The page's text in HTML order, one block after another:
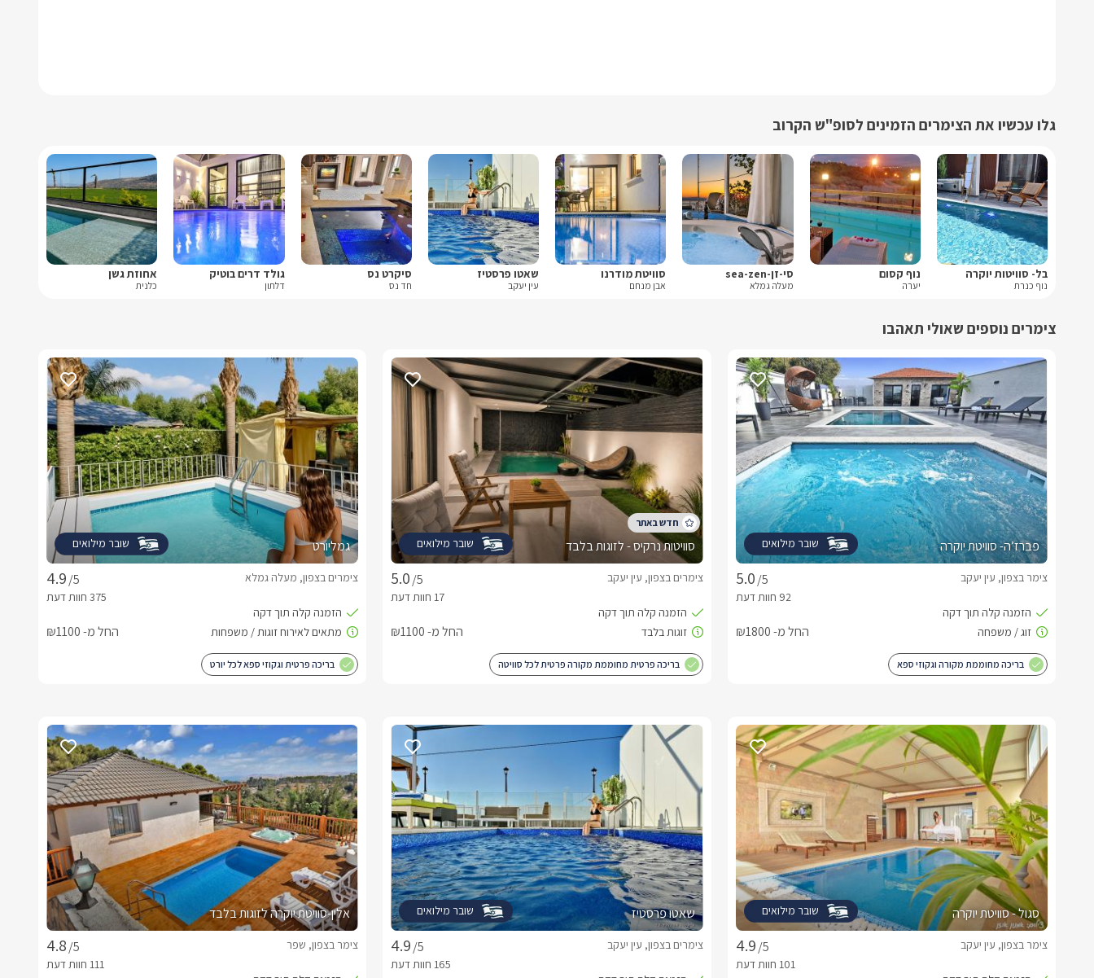
גלו עכשיו את הצימרים הזמינים לסופ"ש הקרוב
בל- סוויטות יוקרה
נוף כנרת
נוף קסום
יערה
סי-זן-sea-zen
מעלה גמלא
סוויטת מודרנו
אבן מנחם
שאטו פרסטיז
עין יעקב
סיקרט נס
חד נס
גולד דרים בוטיק
דלתון
אחוזת גשן
כלנית
צימרים נוספים שאולי תאהבו
שובר מילואים
פברז’ה- סוויטת יוקרה
/5
צימר בצפון, עין יעקב
החל מ- ₪1800
בריכה מחוממת מקורה וגקוזי ספא
שובר מילואים
סוויטות נרקיס - לזוגות בלבד
/5
צימרים בצפון, עין יעקב
החל מ- ₪1100
בריכה פרטית מחוממת מקורה פרטית לכל סוויטה
שובר מילואים
גמליורט
/5
צימרים בצפון, מעלה גמלא
החל מ- ₪1100
בריכה פרטית וגקוזי ספא לכל יורט
שובר מילואים
סגול - סוויטת יוקרה
/5
צימר בצפון, עין יעקב
שובר מילואים
שאטו פרסטיז
/5
צימרים בצפון, עין יעקב
אלין-סוויטת יוקרה לזוגות בלבד
/5
צימר בצפון, שפר